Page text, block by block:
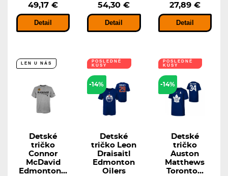
49,17 €
Detail
54,30 €
Detail
27,89 €
Detail
LEN U NÁS
Detské
tričko
Connor
McDavid
Edmonton...
POSLEDNÉ
KUSY
-14%
Detské
tričko Leon
Draisaitl
Edmonton
Oilers
POSLEDNÉ
KUSY
-14%
Detské
tričko
Auston
Matthews
Toronto...